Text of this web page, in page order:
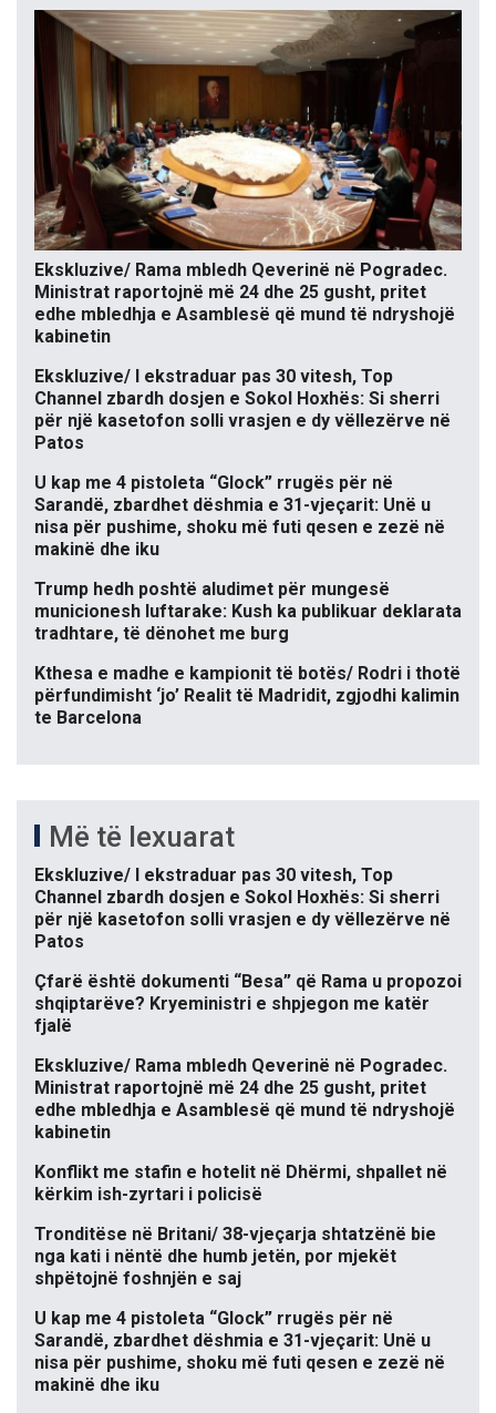
Ekskluzive/ Rama mbledh Qeverinë në Pogradec.
Ministrat raportojnë më 24 dhe 25 gusht, pritet
edhe mbledhja e Asamblesë që mund të ndryshojë
kabinetin
Ekskluzive/ I ekstraduar pas 30 vitesh, Top
Channel zbardh dosjen e Sokol Hoxhës: Si sherri
për një kasetofon solli vrasjen e dy vëllezërve në
Patos
U kap me 4 pistoleta “Glock” rrugës për në
Sarandë, zbardhet dëshmia e 31-vjeçarit: Unë u
nisa për pushime, shoku më futi qesen e zezë në
makinë dhe iku
Trump hedh poshtë aludimet për mungesë
municionesh luftarake: Kush ka publikuar deklarata
tradhtare, të dënohet me burg
Kthesa e madhe e kampionit të botës/ Rodri i thotë
përfundimisht ‘jo’ Realit të Madridit, zgjodhi kalimin
te Barcelona
Më të lexuarat
Ekskluzive/ I ekstraduar pas 30 vitesh, Top
Channel zbardh dosjen e Sokol Hoxhës: Si sherri
për një kasetofon solli vrasjen e dy vëllezërve në
Patos
Çfarë është dokumenti “Besa” që Rama u propozoi
shqiptarëve? Kryeministri e shpjegon me katër
fjalë
Ekskluzive/ Rama mbledh Qeverinë në Pogradec.
Ministrat raportojnë më 24 dhe 25 gusht, pritet
edhe mbledhja e Asamblesë që mund të ndryshojë
kabinetin
Konflikt me stafin e hotelit në Dhërmi, shpallet në
kërkim ish-zyrtari i policisë
Tronditëse në Britani/ 38-vjeçarja shtatzënë bie
nga kati i nëntë dhe humb jetën, por mjekët
shpëtojnë foshnjën e saj
U kap me 4 pistoleta “Glock” rrugës për në
Sarandë, zbardhet dëshmia e 31-vjeçarit: Unë u
nisa për pushime, shoku më futi qesen e zezë në
makinë dhe iku